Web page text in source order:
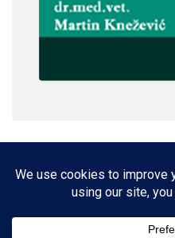
IMPRESSUM